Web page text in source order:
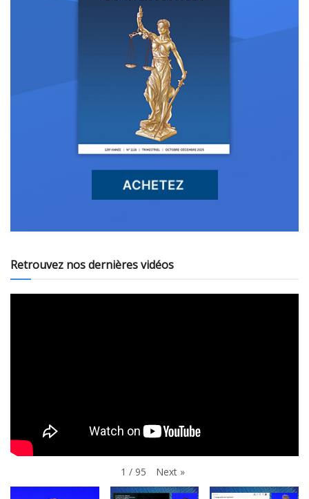
Retrouvez nos dernières vidéos
1 / 95 Next »